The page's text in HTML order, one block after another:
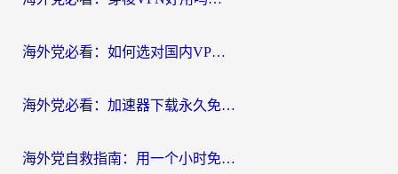
海外党必看：如何选对国内VPN，实现无缝访问国内资源？
海外党必看：加速器下载永久免费版真的存在吗？教你无缝访问国内资源的正确姿势
海外党自救指南：用一个小时免费加速器，轻松打破国内资源访问壁垒？